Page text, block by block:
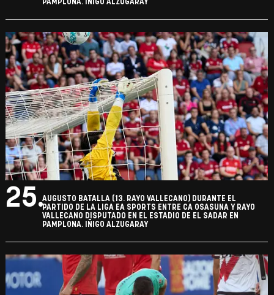
PAMPLONA. IÑIGO ALZUGARAY
25.AUGUSTO BATALLA (13. RAYO VALLECANO) DURANTE EL
PARTIDO DE LA LIGA EA SPORTS ENTRE CA OSASUNA Y RAYO
VALLECANO DISPUTADO EN EL ESTADIO DE EL SADAR EN
PAMPLONA. IÑIGO ALZUGARAY